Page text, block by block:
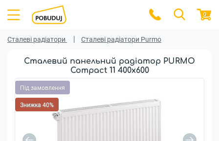
0
Сталеві радіатори Сталеві радіатори Purmo
Сталевий панельний радіатор PURMO
Compact 11 400x600
Під замовлення
Знижка 40%